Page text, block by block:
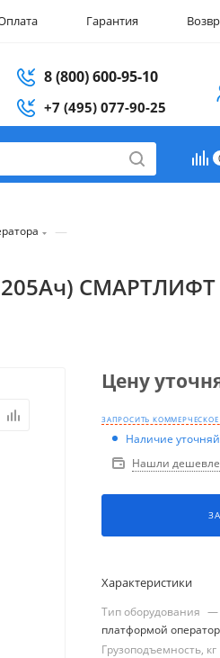
Гарантия
8 (800) 600-95-10
+7 (495) 077-90-25
—
205Ач) СМАРТЛИФТ
Цену
ЗАПРОСИТЬ
Наличие
Нашли
Характеристики
Тип оборудования —
платформой
Грузоподъемность, кг